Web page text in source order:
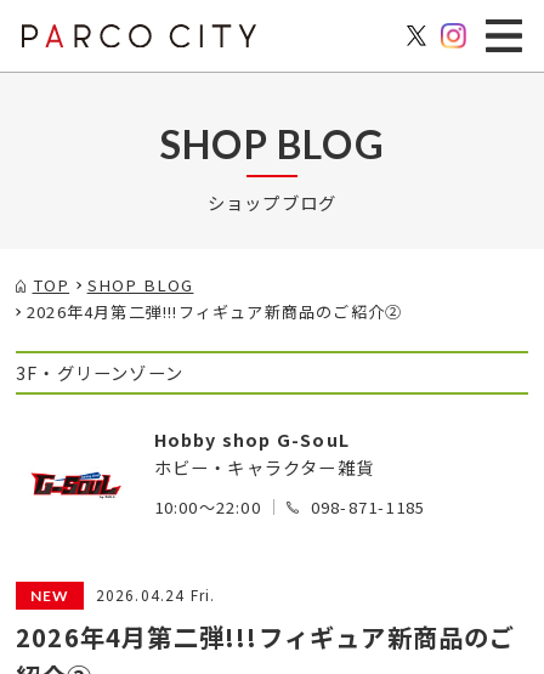
SHOP BLOG
ショップブログ
TOP
SHOP BLOG
2026年4月第二弾!!!フィギュア新商品のご紹介②
3F・グリーンゾーン
Hobby shop G-SouL
ホビー・キャラクター雑貨
10:00～22:00 098-871-1185
2026.04.24 Fri.
2026年4月第二弾!!!フィギュア新商品のご